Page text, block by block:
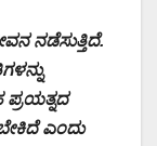
ನಡೆಸುತ್ತಿದೆ.
ಎಂದು